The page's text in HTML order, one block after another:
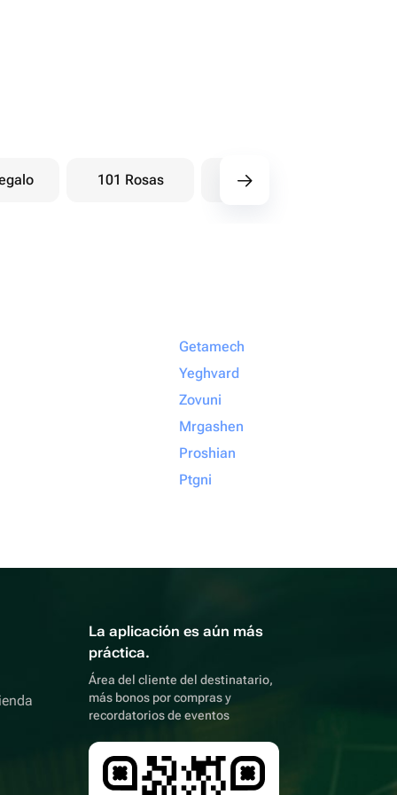
101 Rosas Ramos baya
Getamech
Yeghvard
Zovuni
Mrgashen
Proshian
Ptgni
La aplicación es aún más
práctica.
Área del cliente del destinatario,
más bonos por compras y
recordatorios de eventos